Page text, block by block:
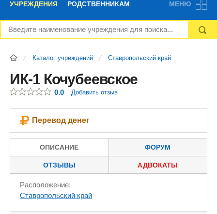
УЧРЕЖДЕНИЯ РОДСТВЕННИКАМ
НОВОСТИ БЛОГ АДВОКАТЫ
РЕКЛАМОДАТЕЛЯМ
МЕНЮ
Каталог учреждений Ставропольский край
ИК-1 Кочубеевское
0.0 Добавить отзыв
Перевод денег
ОПИСАНИЕ ФОРУМ
ОТЗЫВЫ АДВОКАТЫ
Расположение:
Ставропольский край